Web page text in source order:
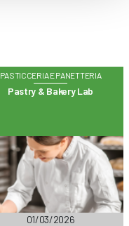
PASTICCERIA E PANETTERIA
Pastry & Bakery Lab
01/03/2026